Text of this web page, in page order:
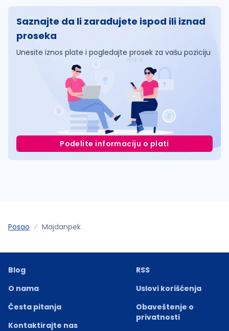
Saznajte da li zarađujete ispod ili iznad
proseka
Unesite iznos plate i pogledajte prosek za vašu poziciju
Podelite informaciju o plati
Posao Majdanpek
Blog
O nama
Česta pitanja
Kontaktirajte nas
RSS
Uslovi korišćenja
Obaveštenje o
privatnosti